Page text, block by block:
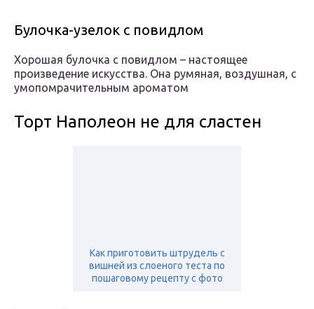
Булочка-узелок с повидлом
Хорошая булочка с повидлом – настоящее
произведение искусства. Она румяная, воздушная, с
умопомрачительным ароматом
Торт Наполеон не для сластен
Как приготовить штрудель с
вишней из слоеного теста по
пошаговому рецепту с фото